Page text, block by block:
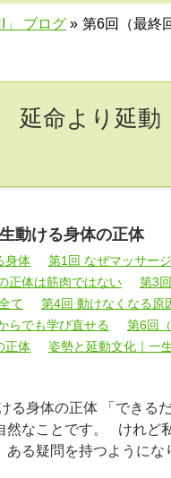
ブログ » 第6回（最終
延命より延動
動ける身体の正体
身体
第1回 なぜマッサー
正体は筋肉ではない
第3
て
第4回 動けなくなる原
らでも学び直せる
第6回
正体
姿勢と延動文化｜一
る身体の正体 「できる
然なことです。 けれど
ある疑問を持つようにな